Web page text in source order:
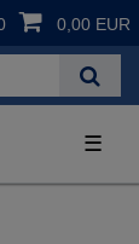
0,00 EUR
☰